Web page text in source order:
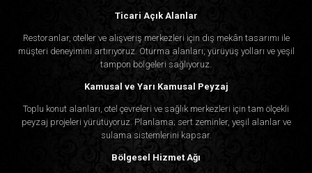
Ticari Açık Alanlar
Restoranlar, oteller ve alışveriş merkezleri için dış mekân tasarımı ile
müşteri deneyimini artırıyoruz. Oturma alanları, yürüyüş yolları ve yeşil
tampon bölgeleri sağlıyoruz.
Kamusal ve Yarı Kamusal Peyzaj
Toplu konut alanları, otel çevreleri ve sağlık merkezleri için tam ölçekli
peyzaj projeleri yürütüyoruz. Planlama; sert zeminler, yeşil alanlar ve
sulama sistemlerini kapsar.
Bölgesel Hizmet Ağı